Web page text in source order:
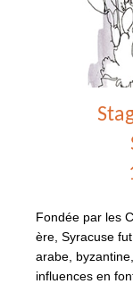
Fondée par les
ère, Syracuse
arabe,
influences en